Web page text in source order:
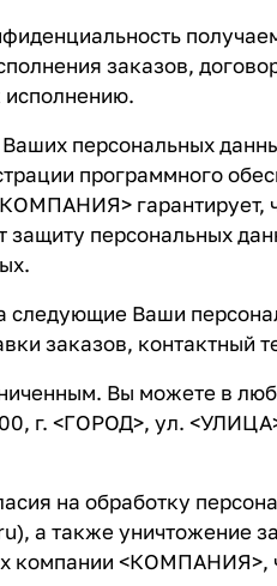
заказов,
персональных
программного
гарантирует,
защиту персональных
следующие Ваши
заказов, контактный
Вы можете в
г. <ГОРОД>, ул.
на обработку
), а также уничтожение
компании <КОМПАНИЯ>,